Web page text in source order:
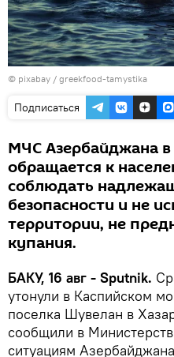
© pixabay / greekfood-tamystika
Подписаться
МЧС Азербайджана в
обращается к
соблюдать
безопасности и не
территории, не
купания.
БАКУ, 16 авг - Sputnik.
утонули в Каспийском
поселка Шувелан в
сообщили в
ситуациям